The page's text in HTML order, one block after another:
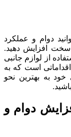
دوام و عملکرد
افزایش دهید.
از لوازم جانبی
است که به
به بهترین نحو
دوام و